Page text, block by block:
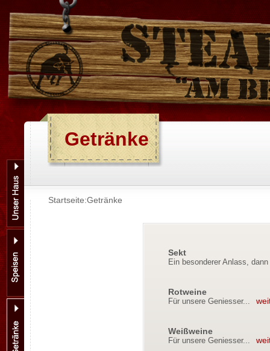
Startseite:Getränke
Getränke
Sekt
Ein besonderer Anlass,
Rotweine
Für unsere Geniesser...
Weißweine
Für unsere Geniesser...